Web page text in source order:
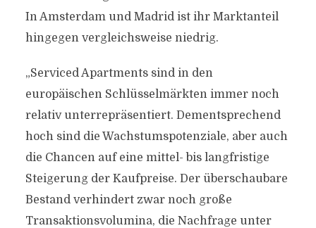
In Amsterdam und Madrid ist ihr Marktanteil
hingegen vergleichsweise niedrig.
„Serviced Apartments sind in den
europäischen Schlüsselmärkten immer noch
relativ unterrepräsentiert. Dementsprechend
hoch sind die Wachstumspotenziale, aber auch
die Chancen auf eine mittel- bis langfristige
Steigerung der Kaufpreise. Der überschaubare
Bestand verhindert zwar noch große
Transaktionsvolumina, die Nachfrage unter